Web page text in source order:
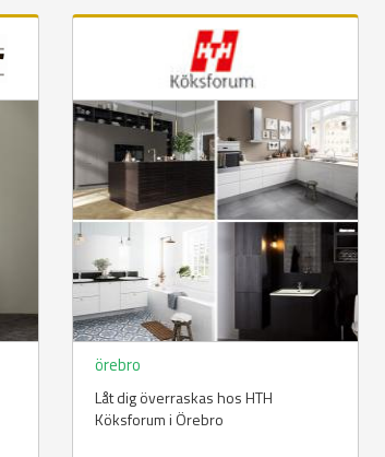
örebro
Låt dig överraskas hos HTH
Köksforum i Örebro